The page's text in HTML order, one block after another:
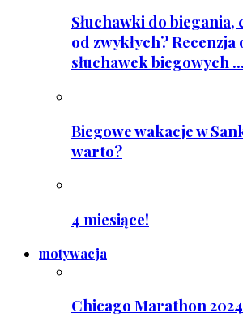
Słuchawki do biegania,
od zwykłych?
słuchawek biegowych ...
Biegowe wakacje w
warto?
4 miesiące!
motywacja
Chicago Marathon